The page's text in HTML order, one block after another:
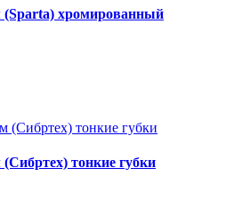
хромированный
тонкие губки